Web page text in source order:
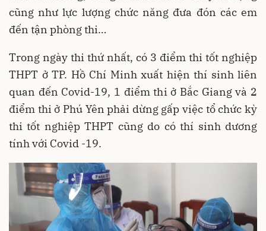
cũng như lực lượng chức năng đưa đón các em
đến tận phòng thi…
Trong ngày thi thứ nhất, có 3 điểm thi tốt nghiệp
THPT ở TP. Hồ Chí Minh xuất hiện thí sinh liên
quan đến Covid-19, 1 điểm thi ở Bắc Giang và 2
điểm thi ở Phú Yên phải dừng gấp việc tổ chức kỳ
thi tốt nghiệp THPT cũng do có thí sinh dương
tính với Covid -19.